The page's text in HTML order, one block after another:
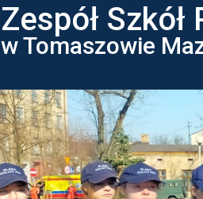
Zespół
w Tomaszowie